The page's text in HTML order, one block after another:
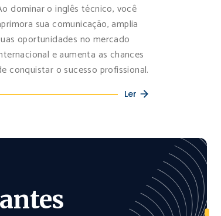
dominar o inglês técnico, você
sua comunicação, amplia
oportunidades no mercado
e aumenta as chances
conquistar o sucesso profissional.
Ler